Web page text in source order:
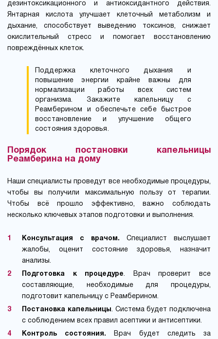
дезинтоксикационного и антиоксидантного действия.
Янтарная кислота улучшает клеточный метаболизм и
дыхание, способствует выведению токсинов, снижает
окислительный стресс и помогает восстановлению
повреждённых клеток.
Поддержка клеточного дыхания и
повышение энергии крайне важны для
нормализации работы всех систем
организма. Закажите капельницу с
Реамберином и обеспечьте себе быстрое
восстановление и улучшение общего
состояния здоровья.
Порядок постановки капельницы
Реамберина на дому
Наши специалисты проведут все необходимые процедуры,
чтобы вы получили максимальную пользу от терапии.
Чтобы всё прошло эффективно, важно соблюдать
несколько ключевых этапов подготовки и выполнения.
Консультация с врачом. Специалист выслушает
жалобы, оценит состояние здоровья, назначит
анализы.
Подготовка к процедуре. Врач проверит все
составляющие, необходимые для процедуры,
подготовит капельницу с Реамберином.
Постановка капельницы . Система будет подключена
с соблюдением всех правил асептики и антисептики.
Контроль состояния. Врач будет следить за